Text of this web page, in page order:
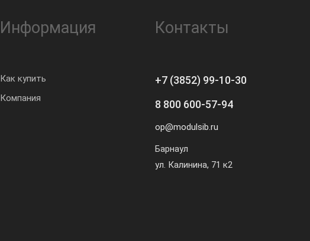
Информация
Как купить
Компания
Контакты
+7 (3852) 99-10-30
8 800 600-57-94
op@modulsib.ru
Барнаул
ул. Калинина, 71 к2